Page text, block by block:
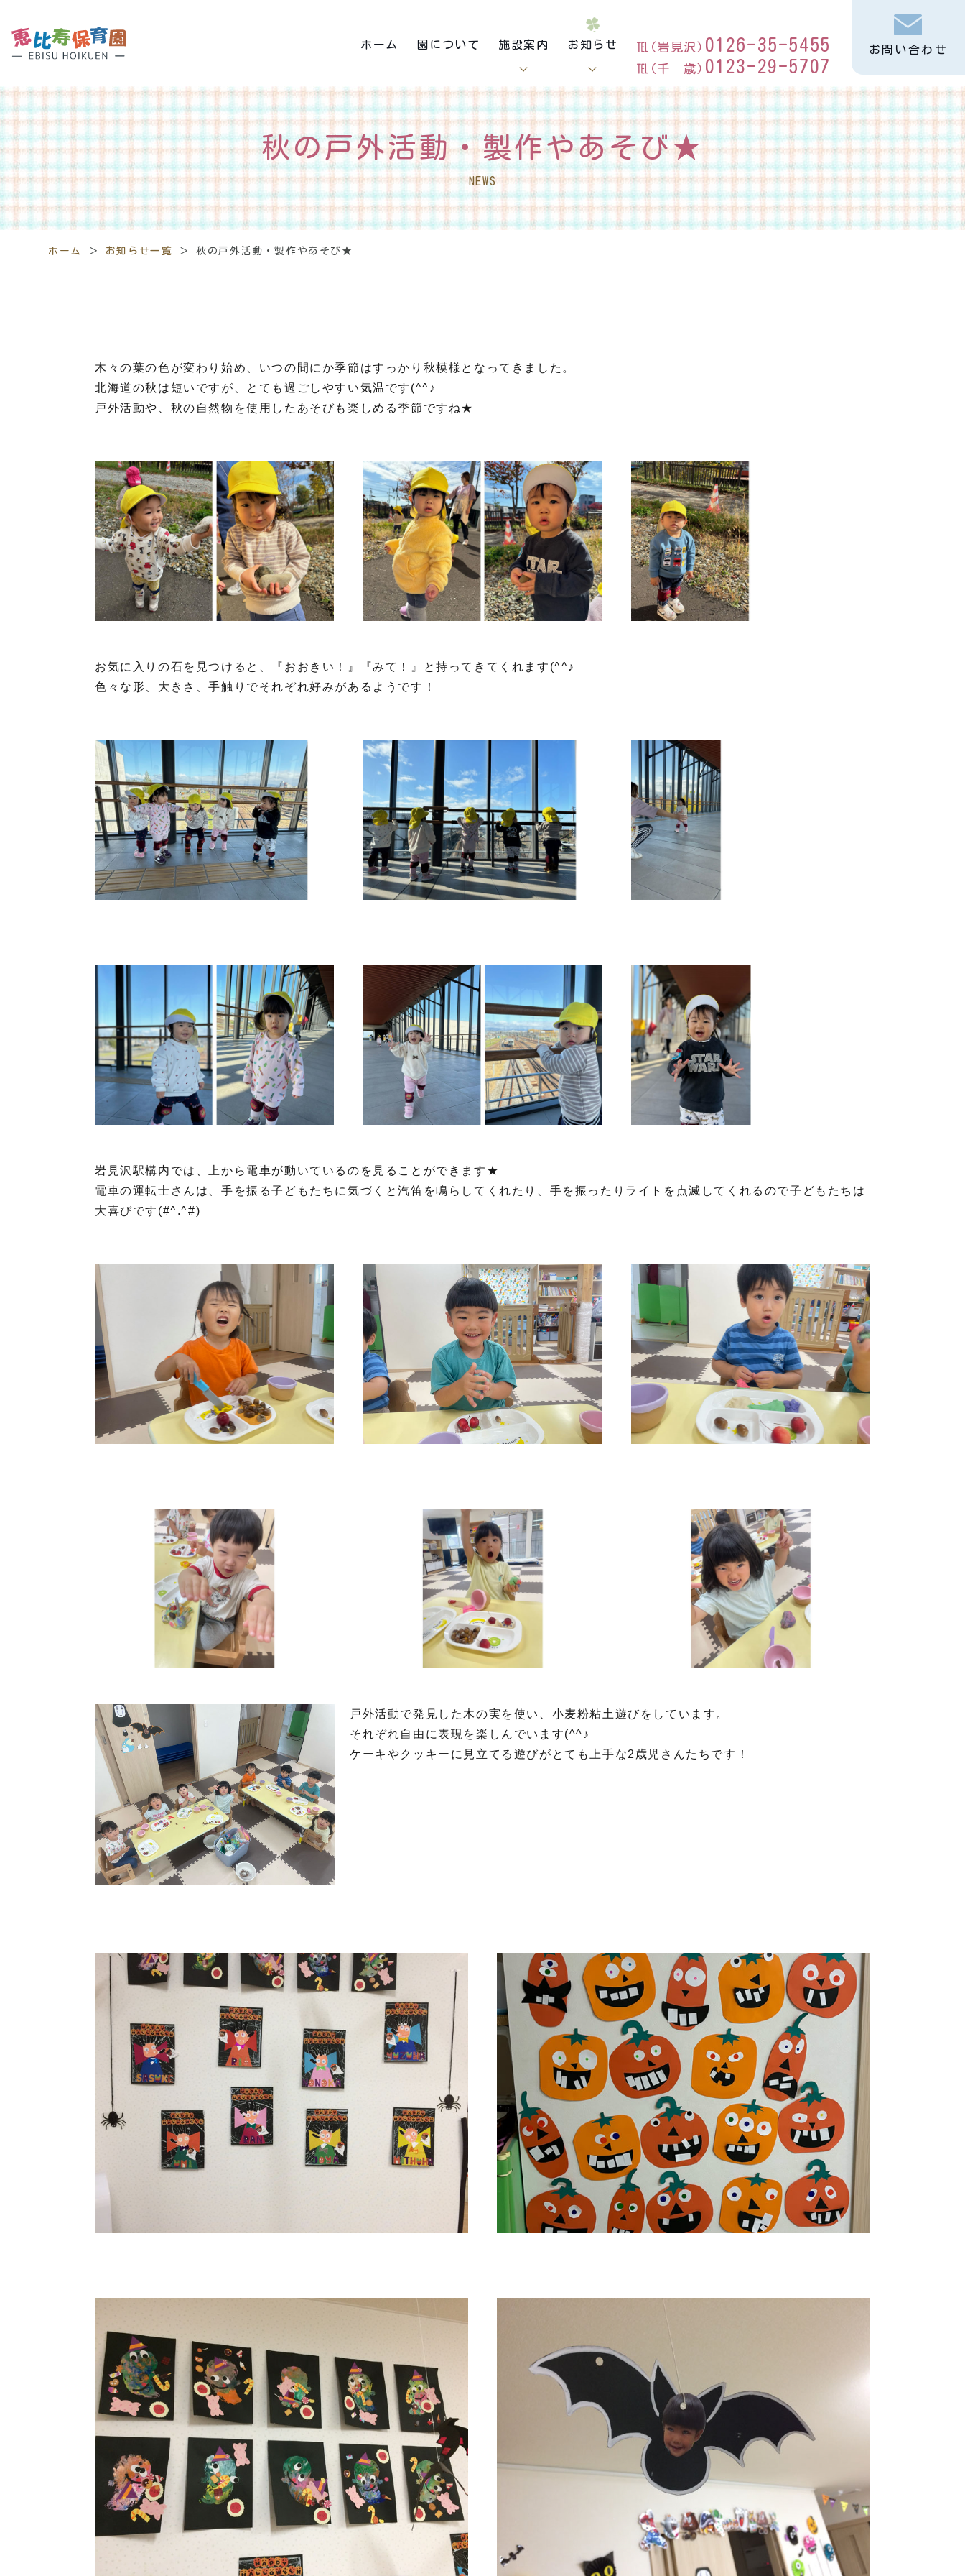
ホーム 園について 施設案内 お知らせ ℡(岩見沢) 0126-35-5455
℡(千 歳) 0123-29-5707
お問い合わせ
秋の戸外活動・製作やあそび★
NEWS
ホーム ＞ お知らせ一覧 ＞秋の戸外活動・製作やあそび★
木々の葉の色が変わり始め、いつの間にか季節はすっかり秋模様となってきました。
北海道の秋は短いですが、とても過ごしやすい気温です(^^♪
戸外活動や、秋の自然物を使用したあそびも楽しめる季節ですね★
お気に入りの石を見つけると、『おおきい！』『みて！』と持ってきてくれます(^^♪
色々な形、大きさ、手触りでそれぞれ好みがあるようです！
岩見沢駅構内では、上から電車が動いているのを見ることができます★
電車の運転士さんは、手を振る子どもたちに気づくと汽笛を鳴らしてくれたり、手を振ったりライトを点滅してくれるので子どもたちは
大喜びです(#^.^#)
戸外活動で発見した木の実を使い、小麦粉粘土遊びをしています。
それぞれ自由に表現を楽しんでいます(^^♪
ケーキやクッキーに見立てる遊びがとても上手な2歳児さんたちです！